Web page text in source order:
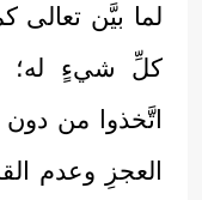
لما بيَّن تعالى
كلِّ شيءٍ له؛
اتَّخذوا من دون
العجزِ وعدم